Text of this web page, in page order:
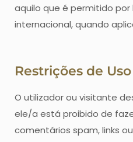
aquilo que é permitido por
internacional, quando
Restrições de Uso
O utilizador ou visitante
ele/a está proibido de
comentários spam, links